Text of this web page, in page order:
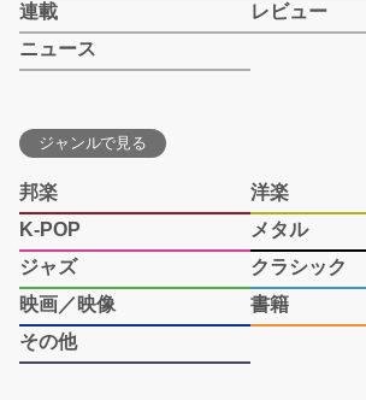
連載
レビュー
ニュース
ジャンルで見る
邦楽
洋楽
K-POP
メタル
ジャズ
クラシック
映画／映像
書籍
その他